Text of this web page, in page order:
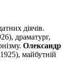
діячів.
драматург,
Олександр
майбутній